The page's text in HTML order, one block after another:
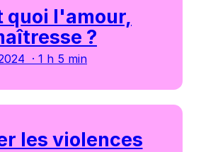
quoi l'amour,
?
· 1 h 5 min
les violences